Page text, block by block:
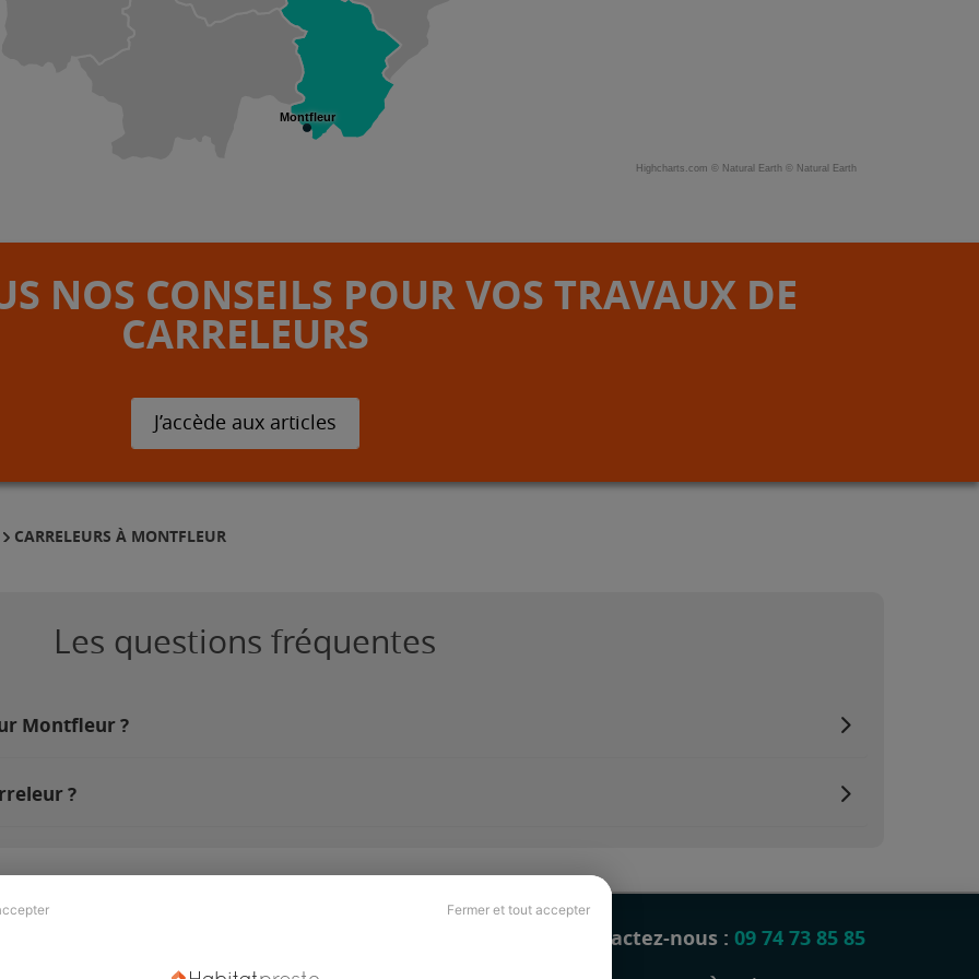
Fermer et tout accepter
Montfleur
Highcharts.com © Natural Earth © Natural Earth
NOS CONSEILS POUR VOS TRAVAUX DE
CARRELEURS
J’accède aux articles
CARRELEURS À MONTFLEUR
Les questions fréquentes
Montfleur ?
?
Revue de presse
Contactez-nous : 09 74 73 85 85